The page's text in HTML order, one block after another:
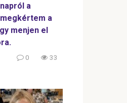
a
a
menjen el
0 33